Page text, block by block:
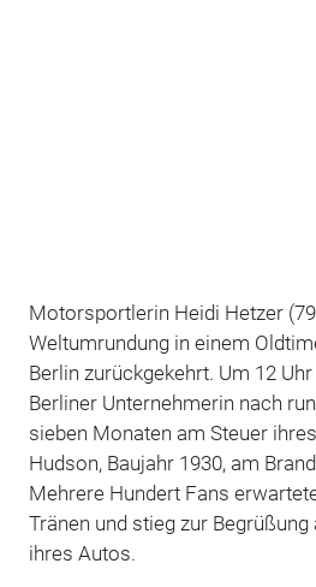
Motorsportlerin Heidi Hetzer
Weltumrundung in einem
Berlin zurückgekehrt. Um 12
Berliner Unternehmerin nach
sieben Monaten am Steuer
Hudson, Baujahr 1930, am
Mehrere Hundert Fans
Tränen und stieg zur
ihres Autos.